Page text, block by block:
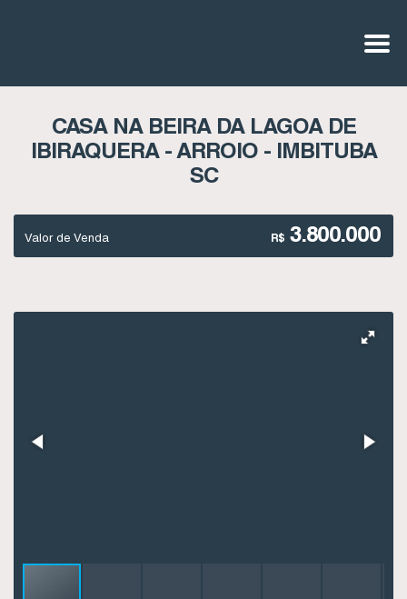
CASA NA BEIRA DA LAGOA DE
IBIRAQUERA - ARROIO - IMBITUBA
SC
R$ 3.800.000
Valor de Venda